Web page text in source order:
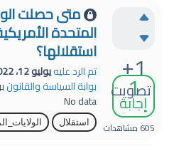
+1
تصويت
1
إجابة
605 مشاهدات
متى حصلت
المتحدة
استقلالها؟
تم الرد عليهيوليو 12، 2022
بوابة السياسة والقانون
No data
استقلال